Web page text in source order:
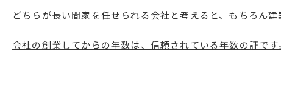
どちらが長い間家を任せられる会社と考えると、もちろん
会社の創業してからの年数は、信頼されている年数の証です